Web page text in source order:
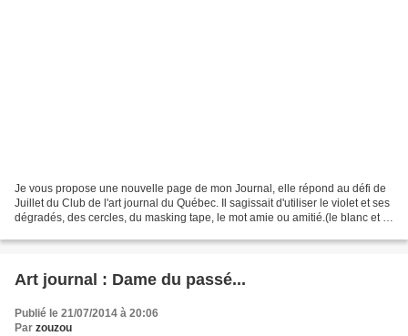
Je vous propose une nouvelle page de mon Journal, elle répond au défi de
Juillet du Club de l'art journal du Québec. Il sagissait d'utiliser le violet et ses
dégradés, des cercles, du masking tape, le mot amie ou amitié.(le blanc et le
Art journal : Dame du passé...
Publié le 21/07/2014 à 20:06
Par zouzou